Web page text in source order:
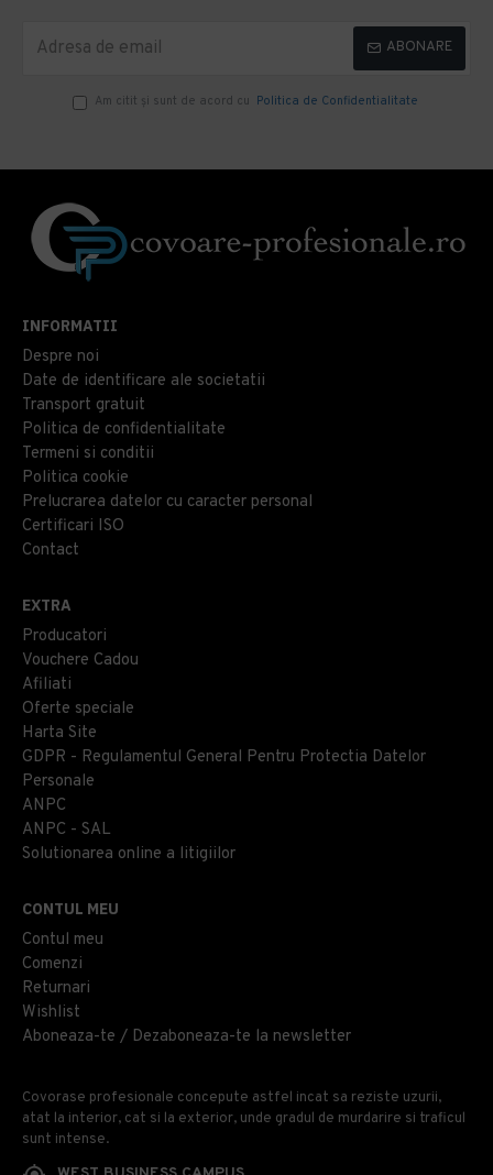
ABONARE
Am citit şi sunt de acord cu Politica de Confidentialitate
INFORMATII
Despre noi
Date de identificare ale societatii
Transport gratuit
Politica de confidentialitate
Termeni si conditii
Politica cookie
Prelucrarea datelor cu caracter personal
Certificari ISO
Contact
EXTRA
Producatori
Vouchere Cadou
Afiliati
Oferte speciale
Harta Site
GDPR - Regulamentul General Pentru Protectia Datelor
Personale
ANPC
ANPC - SAL
Solutionarea online a litigiilor
CONTUL MEU
Contul meu
Comenzi
Returnari
Wishlist
Aboneaza-te / Dezaboneaza-te la newsletter
Covorase profesionale concepute astfel incat sa reziste uzurii,
atat la interior, cat si la exterior, unde gradul de murdarire si traficul
sunt intense.